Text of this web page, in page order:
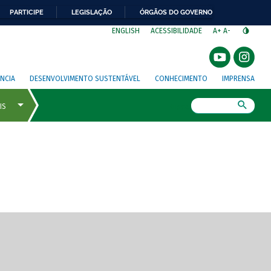
PARTICIPE LEGISLAÇÃO ÓRGÃOS DO GOVERNO
ENGLISH ACESSIBILIDADE A+ A-
DESENVOLVIMENTO SUSTENTÁVEL CONHECIMENTO IMPRENSA
de tela